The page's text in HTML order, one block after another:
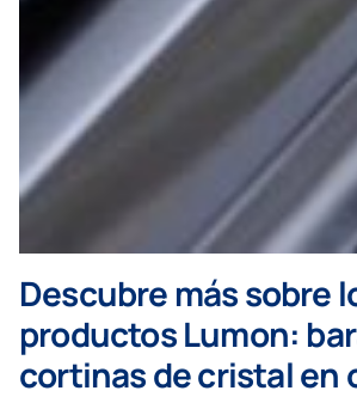
Descubre más sobre
productos Lumon:
cortinas de cristal en